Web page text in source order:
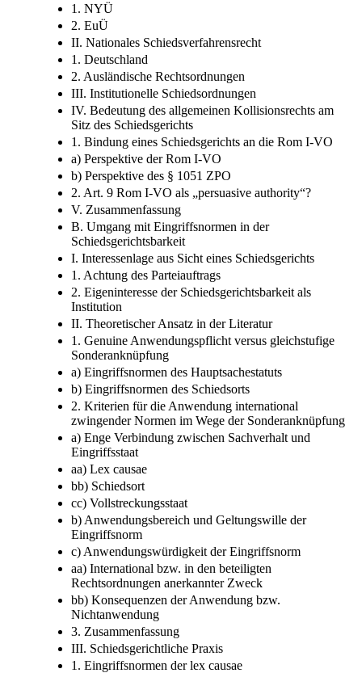
1. NYÜ
2. EuÜ
II. Nationales Schiedsverfahrensrecht
1. Deutschland
2. Ausländische Rechtsordnungen
III. Institutionelle Schiedsordnungen
IV. Bedeutung des allgemeinen Kollisionsrechts am
Sitz des Schiedsgerichts
1. Bindung eines Schiedsgerichts an die Rom I-VO
a) Perspektive der Rom I-VO
b) Perspektive des § 1051 ZPO
2. Art. 9 Rom I-VO als „persuasive authority“?
V. Zusammenfassung
B. Umgang mit Eingriffsnormen in der
Schiedsgerichtsbarkeit
I. Interessenlage aus Sicht eines Schiedsgerichts
1. Achtung des Parteiauftrags
2. Eigeninteresse der Schiedsgerichtsbarkeit als
Institution
II. Theoretischer Ansatz in der Literatur
1. Genuine Anwendungspflicht versus gleichstufige
Sonderanknüpfung
a) Eingriffsnormen des Hauptsachestatuts
b) Eingriffsnormen des Schiedsorts
2. Kriterien für die Anwendung international
zwingender Normen im Wege der Sonderanknüpfung
a) Enge Verbindung zwischen Sachverhalt und
Eingriffsstaat
aa) Lex causae
bb) Schiedsort
cc) Vollstreckungsstaat
b) Anwendungsbereich und Geltungswille der
Eingriffsnorm
c) Anwendungswürdigkeit der Eingriffsnorm
aa) International bzw. in den beteiligten
Rechtsordnungen anerkannter Zweck
bb) Konsequenzen der Anwendung bzw.
Nichtanwendung
3. Zusammenfassung
III. Schiedsgerichtliche Praxis
1. Eingriffsnormen der lex causae